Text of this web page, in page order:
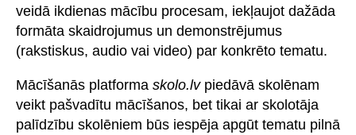
veidā ikdienas mācību procesam, iekļaujot dažāda
formāta skaidrojumus un demonstrējumus
(rakstiskus, audio vai video) par konkrēto tematu.
Mācīšanās platforma skolo.lvpiedāvā skolēnam
veikt pašvadītu mācīšanos, bet tikai ar skolotāja
palīdzību skolēniem būs iespēja apgūt tematu pilnā